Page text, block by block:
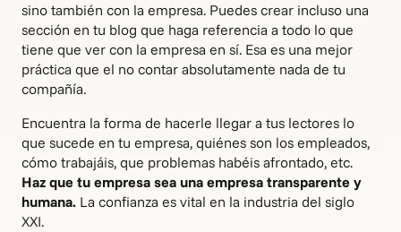
sino también con la empresa. Puedes crear incluso una
sección en tu blog que haga referencia a todo lo que
tiene que ver con la empresa en sí. Esa es una mejor
práctica que el no contar absolutamente nada de tu
compañía.
Encuentra la forma de hacerle llegar a tus lectores lo
que sucede en tu empresa, quiénes son los empleados,
cómo trabajáis, que problemas habéis afrontado, etc.
Haz que tu empresa sea una empresa transparente y
humana. La confianza es vital en la industria del siglo
XXI.